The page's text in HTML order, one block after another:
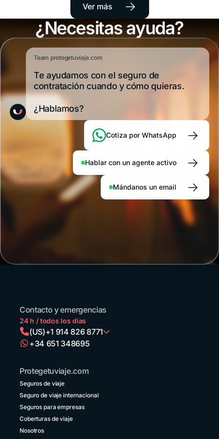
latinoamericanos
y,
por
cercanía,
muchos
lo
visitan
sin
demasiado
en la
Pablo,
Florianópolis
que
llegan
en
avión,
en
micro,
convencidos
que
un
destino
no
Estados
Unidos en
2026: por qué
lo necesitás y
qué plan
elegir
Copa
entre
será
Nueva
York,
Los
Ver más →
¿Necesitas ayuda?
Team protegetuviaje.com
Te ayudamos con el seguro de
contratación cuando y cómo quieras.
¿Hablamos?
Cotiza por WhatsApp →
Hablar con un agente activo →
Mándanos un email →
Contacto y emergencias
24 h / todos los días
(US)+1 914 826 8771
Bolivia
+591 5 50701249
Brasil
Canadá
+34 651 348695
Protegetuviaje.com
Seguros de viaje
Seguro de viaje internacional
Seguros para empresas
Coberturas de viaje
Nosotros